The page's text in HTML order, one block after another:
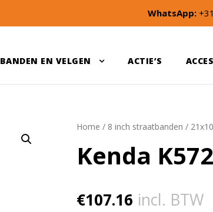
WhatsApp:
BANDEN EN VELGEN ACTIE’S
Home / 8 inch straatbanden /
Kenda
€107.16 incl. BTW